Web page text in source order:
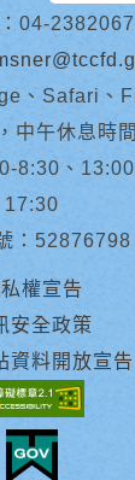
04-
、Safari、
中午休息時
8:30、
17:30
：52876798
私權宣告
安全政策
資料開放宣告